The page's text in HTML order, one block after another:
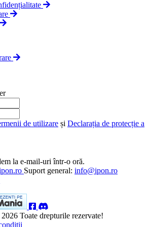
de utilizare și Declarația de protecție a
la e-mail-uri într-o oră.
Suport general: info@ipon.ro
Toate drepturile rezervate!